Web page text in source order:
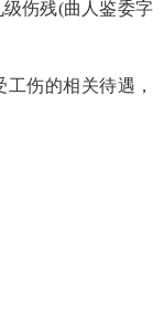
伤残(曲人鉴委字
伤的相关待遇，